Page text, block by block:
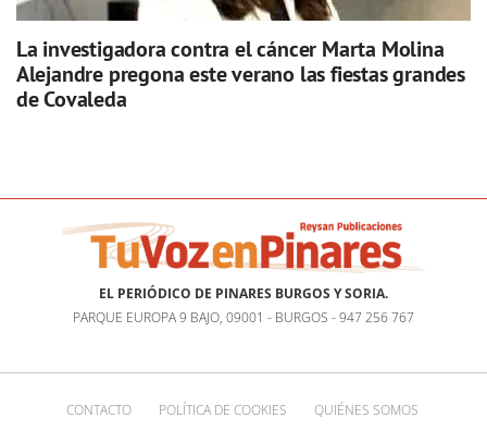
La investigadora contra el cáncer Marta Molina
Alejandre pregona este verano las fiestas grandes
de Covaleda
EL PERIÓDICO DE PINARES BURGOS Y SORIA.
PARQUE EUROPA 9 BAJO, 09001 - BURGOS - 947 256 767
CONTACTO POLÍTICA DE COOKIES QUIÉNES SOMOS